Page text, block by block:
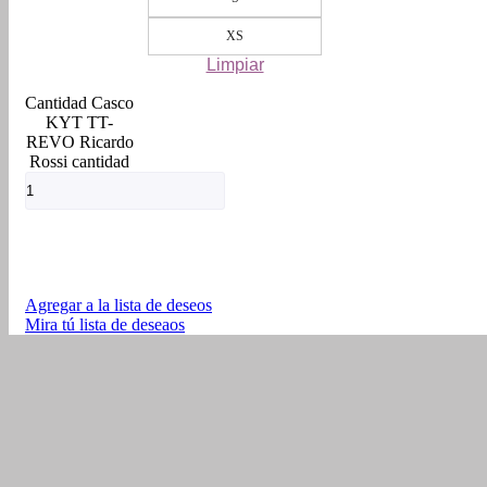
XS
Limpiar
Casco
KYT TT-
REVO Ricardo
Rossi cantidad
Agregar a la lista de deseos
Mira tú lista de deseaos